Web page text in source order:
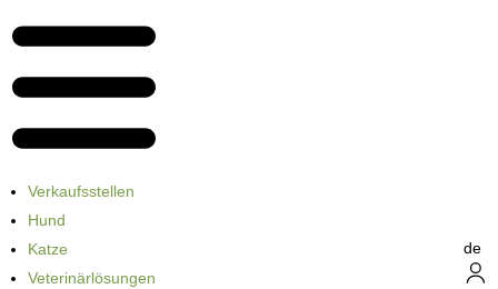
Verkaufsstellen
Hund
Katze
Veterinärlösungen
de